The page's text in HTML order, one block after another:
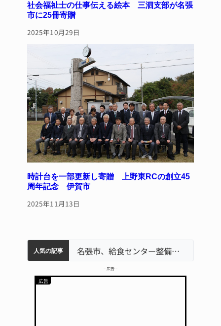
社会福祉士の仕事伝える絵本 三泗支部が名張
市に25冊寄贈
2025年10月29日
時計台を一部更新し寄贈 上野東RCの創立45
周年記念 伊賀市
2025年11月13日
人気の記事
名張市水道料金47％値上げへ 答申案、審議会で大筋まとまる
中学校の陶壁モニュメント 地元建設会社がボランティアで清掃 伊賀名張市立病院のDMAT、熊本地震の被災地へ 能登以来3回目の派遣
「息子が妊娠させた」母娘だまされ400万円詐欺被害 名張 名張市、給食センター整備へ実施計画案 14小学校集約の年次計画も
– 広告 –